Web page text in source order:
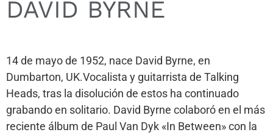
DAVID BYRNE
14 de mayo de 1952, nace David Byrne, en
Dumbarton, UK.Vocalista y guitarrista de Talking
Heads, tras la disolución de estos ha continuado
grabando en solitario. David Byrne colaboró en el más
reciente álbum de Paul Van Dyk «In Between» con la